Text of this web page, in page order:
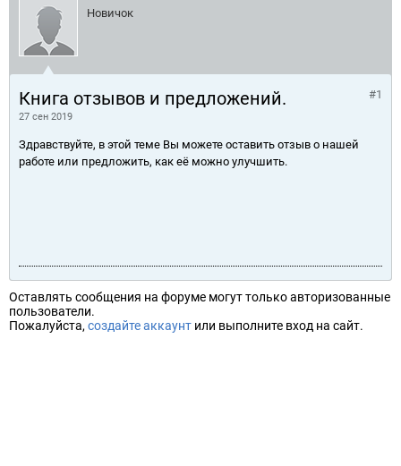
Новичок
Книга отзывов и предложений.
27 сен 2019
#1
Здравствуйте, в этой теме Вы можете оставить отзыв о нашей
работе или предложить, как её можно улучшить.
Оставлять сообщения на форуме могут только авторизованные
пользователи.
Пожалуйста, создайте аккаунт или выполните вход на сайт.